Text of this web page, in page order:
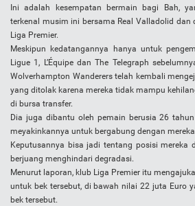
Ini adalah kesempatan bermain bagi Bah,
terkenal musim ini bersama Real Valladolid dan
Liga Premier.
Meskipun kedatangannya hanya untuk
Ligue 1, L’Équipe dan The Telegraph
Wolverhampton Wanderers telah kembali
yang ditolak karena mereka tidak mampu
di bursa transfer.
Dia juga dibantu oleh pemain berusia 26
meyakinkannya untuk bergabung dengan
Keputusannya bisa jadi tentang posisi mereka
berjuang menghindari degradasi.
Menurut laporan, klub Liga Premier itu
untuk bek tersebut, di bawah nilai 22 juta Euro
bek tersebut.